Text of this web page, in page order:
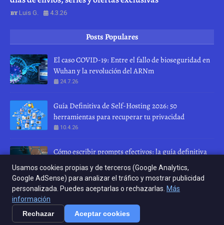
Luis G. 4.3.26
Posts Populares
El caso COVID-19: Entre el fallo de bioseguridad en
Wuhan y la revolución del ARNm
24.7.26
Guía Definitiva de Self-Hosting 2026: 50
herramientas para recuperar tu privacidad
10.4.26
Cómo escribir prompts efectivos: la guía definitiva
para hablar con una IA
28.7.26
Crafted with byKERNEL RELOAD
Crafted with TemplatesYard| Distributed by
Usamos cookies propias y de terceros (Google Analytics,
Google AdSense) para analizar el tráfico y mostrar publicidad
personalizada. Puedes aceptarlas o rechazarlas. Más
información
Rechazar
Aceptar cookies